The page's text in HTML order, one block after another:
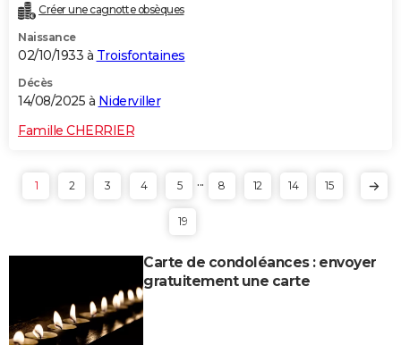
Créer une cagnotte obsèques
Naissance
02/10/1933 à Troisfontaines
Décès
14/08/2025 à Niderviller
Famille CHERRIER
1 2 3 4 5 ... 8 12 14 15
19
Carte de condoléances : envoyer
gratuitement une carte